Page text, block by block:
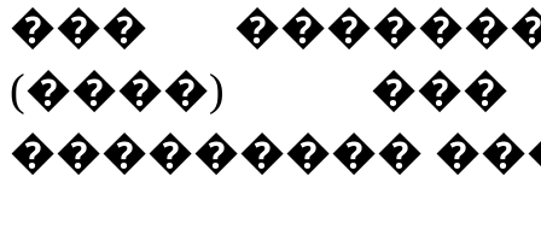
���
(����)
��������� ���